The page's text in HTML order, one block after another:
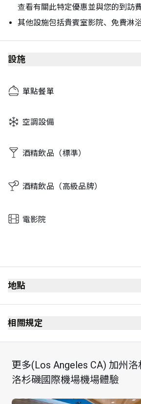
Sunday
查看有關此特定優惠並與您的到訪
其他設施包括貴賓室影院、免費淋
設施
單點餐單
空調設備
酒精飲品（標準）
酒精飲品（高級品牌）
電影院
地點
離境候機室
通過安全檢查後
near the clock tower to the 6th Floor
相關規定
禁止吸煙（包括電子煙）
無穿著要求
Lounge access may be limited
- 16:00 and 17:30 - 22:00 daily due
constraints and the lounge
更多(Los Angeles CA) 加州
洛杉磯國際機場機場體驗